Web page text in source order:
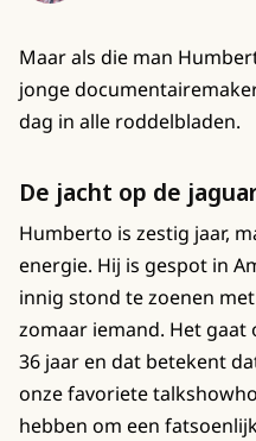
Maar als die man
jonge
dag in alle roddelbladen.
De jacht op de
Humberto is zestig jaar,
energie. Hij is gespot in
innig stond te zoenen
zomaar iemand. Het gaat
36 jaar en dat betekent
onze favoriete
hebben om een